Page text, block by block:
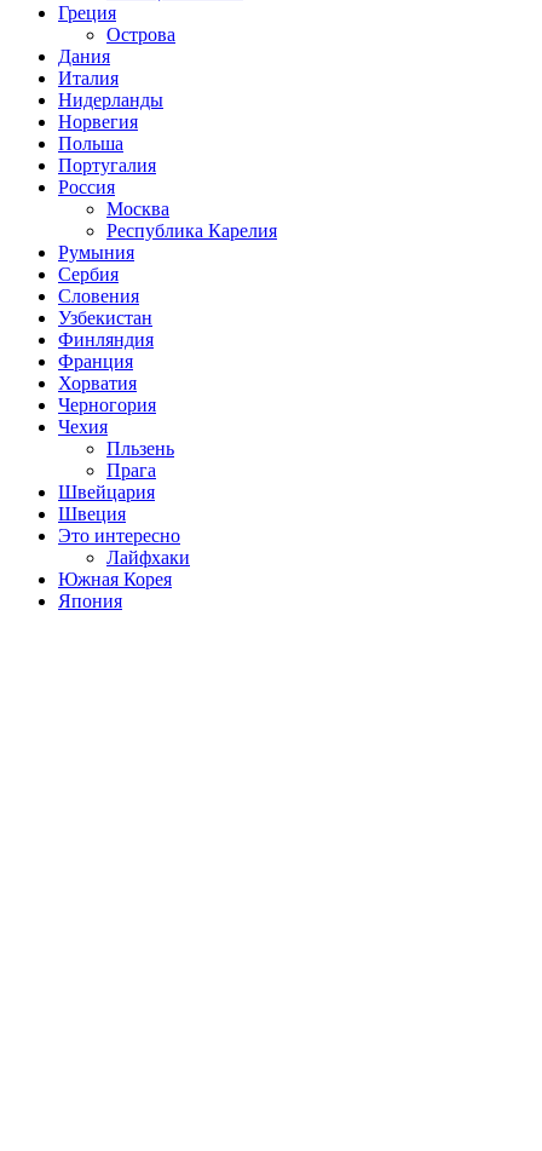
Греция
Острова
Дания
Италия
Нидерланды
Норвегия
Польша
Португалия
Россия
Москва
Республика Карелия
Румыния
Сербия
Словения
Узбекистан
Финляндия
Франция
Хорватия
Черногория
Чехия
Пльзень
Прага
Швейцария
Швеция
Это интересно
Лайфхаки
Южная Корея
Япония